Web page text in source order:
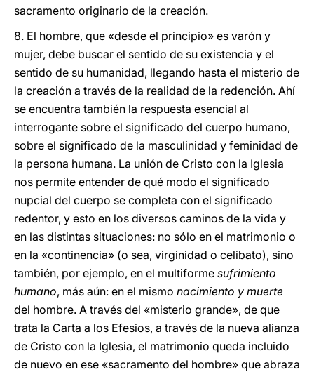
sacramento originario de la creación.
8. El hombre, que «desde el principio» es varón y
mujer, debe buscar el sentido de su existencia y el
sentido de su humanidad, llegando hasta el misterio de
la creación a través de la realidad de la redención. Ahí
se encuentra también la respuesta esencial al
interrogante sobre el significado del cuerpo humano,
sobre el significado de la masculinidad y feminidad de
la persona humana. La unión de Cristo con la Iglesia
nos permite entender de qué modo el significado
nupcial del cuerpo se completa con el significado
redentor, y esto en los diversos caminos de la vida y
en las distintas situaciones: no sólo en el matrimonio o
en la «continencia» (o sea, virginidad o celibato), sino
también, por ejemplo, en el multiforme sufrimiento
humano, más aún: en el mismo nacimiento y muerte
del hombre. A través del «misterio grande», de que
trata la Carta a los Efesios, a través de la nueva alianza
de Cristo con la Iglesia, el matrimonio queda incluido
de nuevo en ese «sacramento del hombre» que abraza